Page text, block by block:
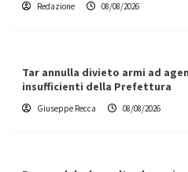
Redazione 08/08/2026
Tar annulla divieto armi ad
insufficienti della Prefettura
Giuseppe Recca 08/08/2026